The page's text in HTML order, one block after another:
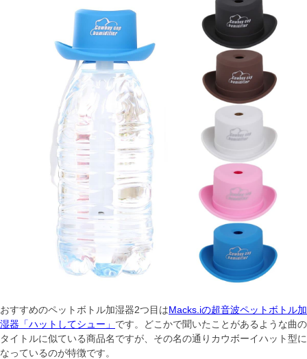
おすすめのペットボトル加湿器2つ目はMacks.iの超音波ペットボトル加
湿器「ハットしてシュー」 です。どこかで聞いたことがあるような曲の
タイトルに似ている商品名ですが、その名の通りカウボーイハット型に
なっているのが特徴です。